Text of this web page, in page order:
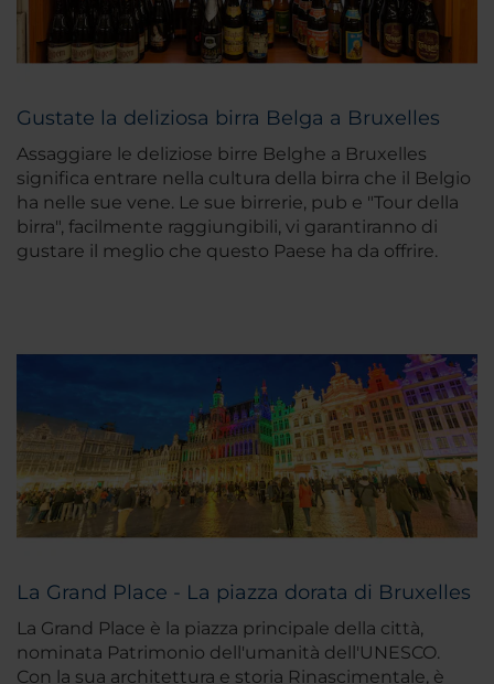
Gustate la deliziosa birra Belga a Bruxelles
Assaggiare le deliziose birre Belghe a Bruxelles
significa entrare nella cultura della birra che il Belgio
ha nelle sue vene. Le sue birrerie, pub e "Tour della
birra", facilmente raggiungibili, vi garantiranno di
gustare il meglio che questo Paese ha da offrire.
La Grand Place - La piazza dorata di Bruxelles
La Grand Place è la piazza principale della città,
nominata Patrimonio dell'umanità dell'UNESCO.
Con la sua architettura e storia Rinascimentale, è